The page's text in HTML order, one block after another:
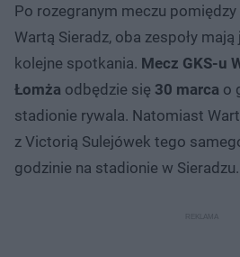
Po rozegranym meczu pomiędzy
Wartą Sieradz, oba zespoły
kolejne spotkania. Mecz GKS-u
Łomża odbędzie się 30 marca o
stadionie rywala. Natomiast
z Victorią Sulejówek tego
godzinie na stadionie w Sieradzu.